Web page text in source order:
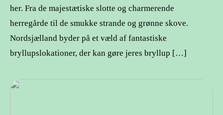
her. Fra de majestætiske slotte og charmerende
herregårde til de smukke strande og grønne skove.
Nordsjælland byder på et væld af fantastiske
bryllupslokationer, der kan gøre jeres bryllup […]